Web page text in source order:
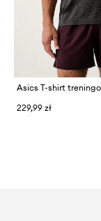
229,99 zł